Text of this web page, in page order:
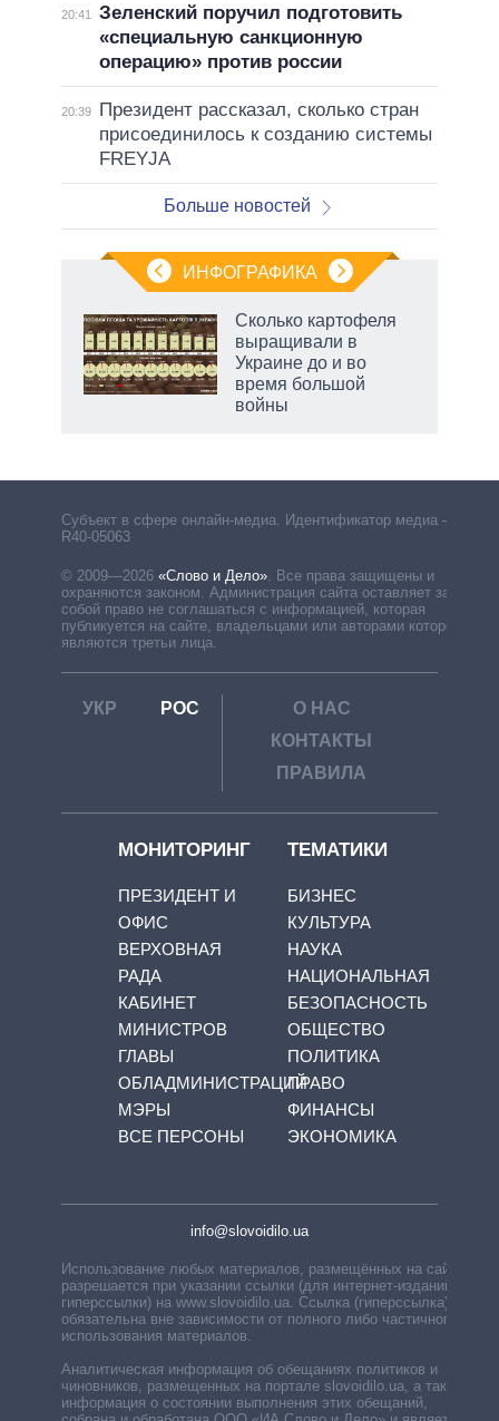
20:41
Зеленский поручил подготовить
«специальную санкционную
операцию» против россии
20:39
Президент рассказал, сколько стран
присоединилось к созданию системы
FREYJA
Больше новостей
ИНФОГРАФИКА
Сколько картофеля
выращивали в
Украине до и во
время большой
войны
Субъект в сфере онлайн-медиа. Идентификатор медиа –
R40-05063
© 2009—2026 «Слово и Дело» Все права защищены и
охраняются законом. Администрация сайта оставляет за
собой право не соглашаться с информацией, которая
публикуется на сайте, владельцами или авторами которой
являются третьи лица.
УКР РОС
О НАС
КОНТАКТЫ
ПРАВИЛА
МОНИТОРИНГ
ПРЕЗИДЕНТ И
ОФИС
ВЕРХОВНАЯ
РАДА
КАБИНЕТ
МИНИСТРОВ
ГЛАВЫ
ОБЛАДМИНИСТРАЦИЙ
МЭРЫ
ВСЕ ПЕРСОНЫ
ТЕМАТИКИ
БИЗНЕС
КУЛЬТУРА
НАУКА
НАЦИОНАЛЬНАЯ
БЕЗОПАСНОСТЬ
ОБЩЕСТВО
ПОЛИТИКА
ПРАВО
ФИНАНСЫ
ЭКОНОМИКА
info@slovoidilo.ua
Использование любых материалов, размещённых на сайте,
разрешается при указании ссылки (для интернет-изданий —
гиперссылки) на www.slovoidilo.ua. Ссылка (гиперссылка)
обязательна вне зависимости от полного либо частичного
использования материалов.
Аналитическая информация об обещаниях политиков и
чиновников, размещенных на портале slovoidilo.ua, а также
информация о состоянии выполнения этих обещаний,